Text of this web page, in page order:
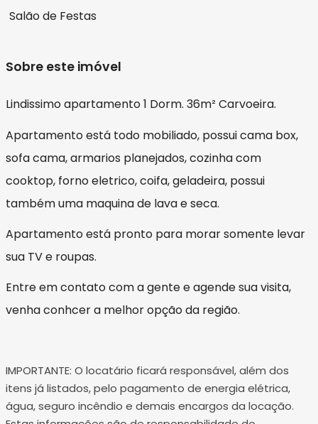
Salão de Festas
Sobre este imóvel
Lindissimo apartamento 1 Dorm. 36m² Carvoeira.
Apartamento está todo mobiliado, possui cama box,
sofa cama, armarios planejados, cozinha com
cooktop, forno eletrico, coifa, geladeira, possui
também uma maquina de lava e seca.
Apartamento está pronto para morar somente levar
sua TV e roupas.
Entre em contato com a gente e agende sua visita,
venha conhcer a melhor opção da região.
IMPORTANTE: O locatário ficará responsável, além dos
itens já listados, pelo pagamento de energia elétrica,
água, seguro incêndio e demais encargos da locação.